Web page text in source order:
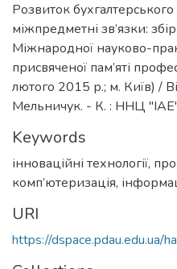
Розвиток бухгалтерського
міжпредметні зв’язки:
Міжнародної науково-
присвяченої пам’яті
лютого 2015 р.; м. Київ) /
Мельничук. - К. : ННЦ
Keywords
інноваційні технології,
комп’ютеризація,
URI
https://